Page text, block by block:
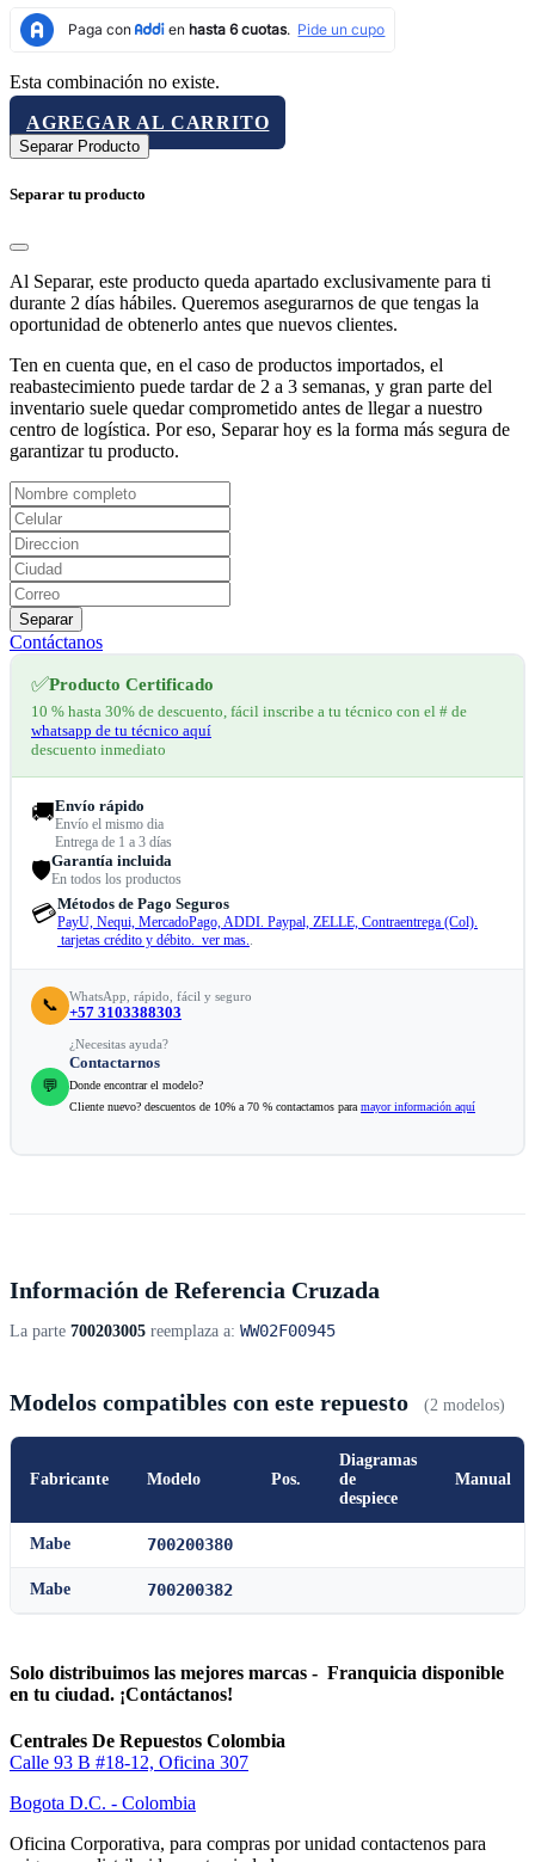
Esta combinación no existe.
AGREGAR AL CARRITO
Separar Producto
Separar tu producto
Al Separar, este producto queda apartado exclusivamente para ti
durante 2 días hábiles. Queremos asegurarnos de que tengas la
oportunidad de obtenerlo antes que nuevos clientes.
Ten en cuenta que, en el caso de productos importados, el
reabastecimiento puede tardar de 2 a 3 semanas, y gran parte del
inventario suele quedar comprometido antes de llegar a nuestro
centro de logística. Por eso, Separar hoy es la forma más segura de
garantizar tu producto.
Separar
Contáctanos
✅Producto Certificado
10 % hasta 30% de descuento, fácil inscribe a tu técnico con el # de
whatsapp de tu técnico aquí
descuento inmediato
🚚Envío rápido
Envío el mismo dia
Entrega de 1 a 3 días
🛡️Garantía incluida
En todos los productos
💳Métodos de Pago Seguros
PayU, Nequi, MercadoPago, ADDI. Paypal, ZELLE, Contraentrega (Col).
tarjetas crédito y débito. ver mas..
📞 WhatsApp, rápido, fácil y seguro
+57 3103388303
💬
¿Necesitas ayuda?
Contactarnos
Donde encontrar el modelo?
Cliente nuevo? descuentos de 10% a 70 % contactamos para mayor información aquí
Información de Referencia Cruzada
La parte 700203005 reemplaza a: WW02F00945
Modelos compatibles con este repuesto (2 modelos)
Fabricante Modelo Pos.
Diagramas
de
despiece
Manual
Mabe 700200380
Mabe 700200382
Solo distribuimos las mejores marcas - Franquicia disponible
en tu ciudad. ¡Contáctanos!
Centrales De Repuestos Colombia
Calle 93 B #18-12, Oficina 307
Bogota D.C. - Colombia
Oficina Corporativa, para compras por unidad contactenos para